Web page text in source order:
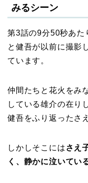
みるシーン
第3話の9分50秒あた
と健吾が以前に撮影
ています。
仲間たちと花火をみ
している雄介の在り
健吾をふり返ったさ
しかしそこには さえ
く、静かに泣いてい